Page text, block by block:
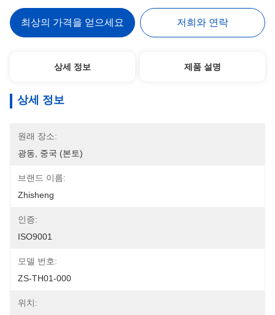
최상의 가격을 얻으세요 저희와 연락
상세 정보 제품 설명
상세 정보
원래 장소:
광동, 중국 (본토)
브랜드 이름:
Zhisheng
인증:
ISO9001
모델 번호:
ZS-TH01-000
위치: